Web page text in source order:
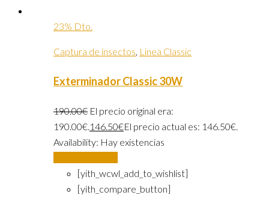
23% Dto.
Captura de insectos, Linea Classic
Exterminador Classic 30W
190.00€ El precio original era:
190.00€.146.50€El precio actual es: 146.50€.
Availability: Hay existencias
[yith_wcwl_add_to_wishlist]
[yith_compare_button]